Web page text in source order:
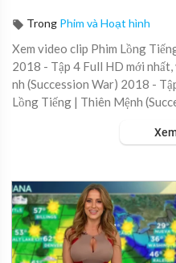
Trong Phim và Hoạt hình
Xem video clip Phim Lồng
2018 - Tập 4 Full HD mới
nh (Succession War) 2018 -
Lồng Tiếng | Thiên Mệnh